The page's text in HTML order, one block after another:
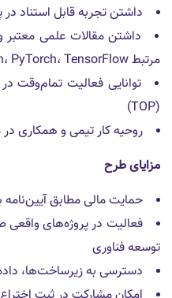
داشتن تجربه قابل استناد
داشتن مقالات علمی معتبر
مرتبط Python، PyTorch، TensorFlow و ...
توانایی فعالیت تمام‌وقت
(TOP)
روحیه کار تیمی و همکاری
مزایای طرح
حمایت مالی مطابق آیین‌نامه
فعالیت در پروژه‌های واقعی
توسعه فناوری
دسترسی به زیرساخت‌ها،